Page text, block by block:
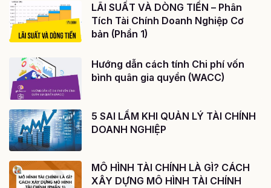
LÃI SUẤT VÀ DÒNG TIỀN – Phân
Tích Tài Chính Doanh Nghiệp Cơ
bản (Phần 1)
Hướng dẫn cách tính Chi phí vốn
bình quân gia quyền (WACC)
5 SAI LẦM KHI QUẢN LÝ TÀI CHÍNH
DOANH NGHIỆP
MÔ HÌNH TÀI CHÍNH LÀ GÌ? CÁCH
XÂY DỰNG MÔ HÌNH TÀI CHÍNH